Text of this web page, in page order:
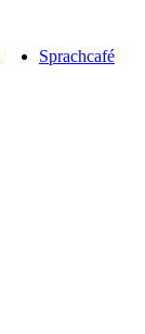
Sprachcafé